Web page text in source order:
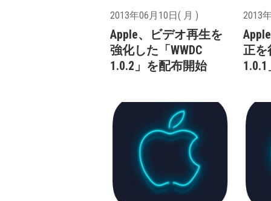
2013年06月10日( 月 )
Apple、ビデオ再生を
強化した「WWDC
1.0.2」を配布開始
2013
正を